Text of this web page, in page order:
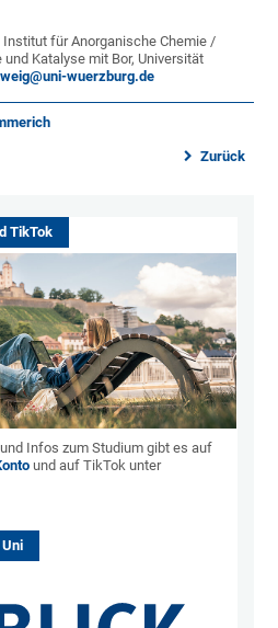
Institut für Anorganische Chemie /
Katalyse mit Bor, Universität
wuerzburg.de
Zurück
TikTok
Infos zum Studium gibt es auf
und auf TikTok unter